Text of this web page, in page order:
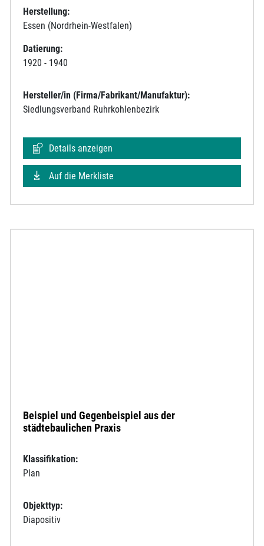
Herstellung:
Essen (Nordrhein-Westfalen)
Datierung:
1920 - 1940
Hersteller/in (Firma/Fabrikant/Manufaktur):
Siedlungsverband Ruhrkohlenbezirk
Details anzeigen
Auf die Merkliste
Beispiel und Gegenbeispiel aus der
städtebaulichen Praxis
Klassifikation:
Plan
Objekttyp:
Diapositiv